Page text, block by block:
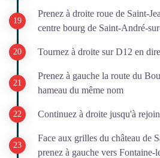
Prenez à droite roue de Saint-
centre bourg de Saint-André-
Tournez à droite sur D12 en
Prenez à gauche la route du
hameau du même nom
Continuez à droite jusqu'à
Face aux grilles du château de
prenez à gauche vers Fontaine-